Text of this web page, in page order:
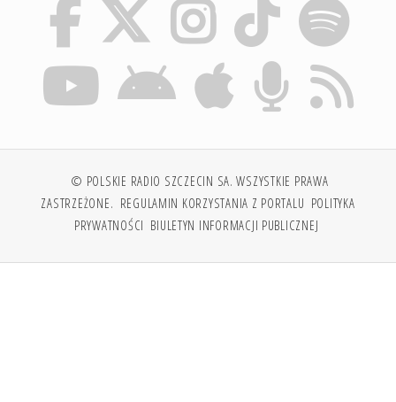
© POLSKIE RADIO SZCZECIN SA. WSZYSTKIE PRAWA
ZASTRZEŻONE. REGULAMIN KORZYSTANIA Z PORTALU POLITYKA
PRYWATNOŚCI BIULETYN INFORMACJI PUBLICZNEJ